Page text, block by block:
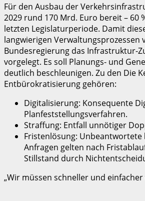
Für den Ausbau der
2029 rund 170 Mrd. Euro bereit – 60
letzten Legislaturperiode. Damit
langwierigen Verwaltungsprozessen
Bundesregierung das Infrastruktur-
vorgelegt. Es soll Planungs- und
deutlich beschleunigen. Zu den Die
Entbürokratisierung gehören:
Digitalisierung: Konsequente
Planfeststellungsverfahren.
Straffung: Entfall unnötiger
Fristenlösung:
Anfragen gelten nach
Stillstand durch
„Wir müssen schneller und einfacher